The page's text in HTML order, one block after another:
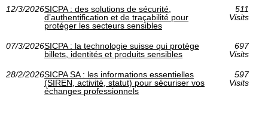
12/3/2026SICPA : des solutions de sécurité,
d’authentification et de traçabilité pour
protéger les secteurs sensibles
511
Visits
07/3/2026SICPA : la technologie suisse qui protège
billets, identités et produits sensibles
697
Visits
28/2/2026SICPA SA : les informations essentielles
(SIREN, activité, statut) pour sécuriser vos
échanges professionnels
597
Visits